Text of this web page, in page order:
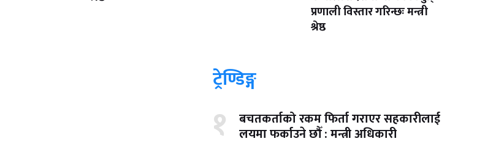
प्रणाली विस्तार गरिन्छः मन्त्री
श्रेष्ठ
ट्रेण्डिङ्ग
१ बचतकर्ताको रकम फिर्ता गराएर सहकारीलाई
लयमा फर्काउने छौँ : मन्त्री अधिकारी